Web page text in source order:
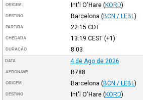
ORIGEM Int'l O'Hare (KORD)
DESTINO Barcelona (BCN / LEBL )
PARTIDA 22:15 CDT
CHEGADA 13:19 CEST(+1)
DURAÇÃO 8:03
DATA 4 de Ago de 2026
AERONAVE B788
ORIGEM Barcelona (BCN / LEBL )
DESTINO Int'l O'Hare (KORD)